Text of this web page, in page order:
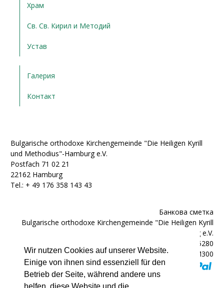
Wir nutzen Cookies auf unserer Website.
Einige von ihnen sind essenziell für den
Betrieb der Seite, während andere uns
Храм
Св. Св. Кирил и Методий
Устав
Галерия
Контакт
Bulgarische orthodoxe Kirchengemeinde "Die Heiligen Kyrill
und Methodius"-Hamburg e.V.
Postfach 71 02 21
22162 Hamburg
Tel.: + ‭49 176 358 143 43‬
Банкова сметка
Bulgarische orthodoxe Kirchengemeinde "Die Heiligen Kyrill
und Methodius"-Hamburg e.V.
IBAN: DE92200300000602025280
BIC: HYVEDEMM300